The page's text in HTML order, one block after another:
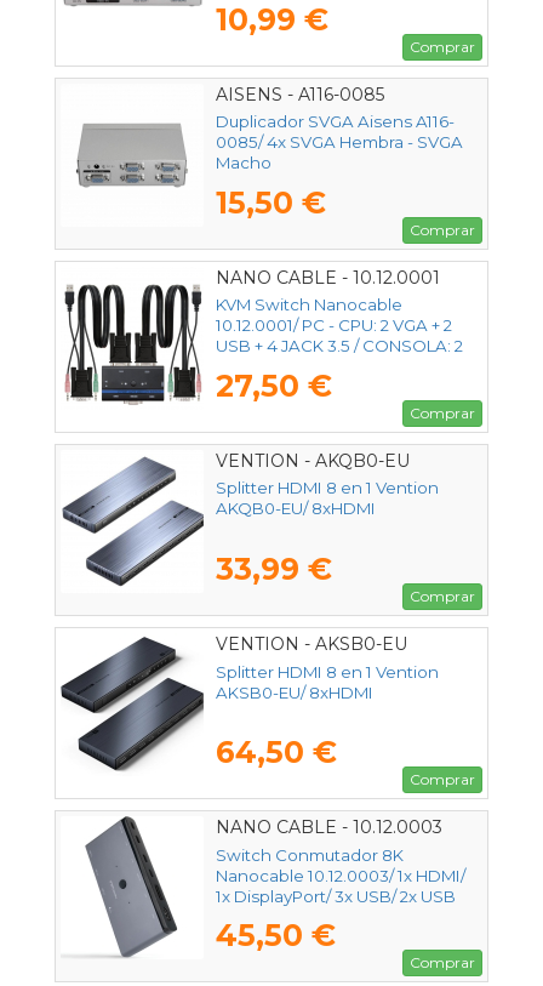
10,99 €
Comprar
AISENS - A116-0085
Duplicador SVGA Aisens A116-
0085/ 4x SVGA Hembra - SVGA
Macho
15,50 €
Comprar
NANO CABLE - 10.12.0001
KVM Switch Nanocable
10.12.0001/ PC - CPU: 2 VGA + 2
USB + 4 JACK 3.5 / CONSOLA: 2
27,50 €
Comprar
VENTION - AKQB0-EU
Splitter HDMI 8 en 1 Vention
AKQB0-EU/ 8xHDMI
33,99 €
Comprar
VENTION - AKSB0-EU
Splitter HDMI 8 en 1 Vention
AKSB0-EU/ 8xHDMI
64,50 €
Comprar
NANO CABLE - 10.12.0003
Switch Conmutador 8K
Nanocable 10.12.0003/ 1x HDMI/
1x DisplayPort/ 3x USB/ 2x USB
Tipo-C PD
45,50 €
Comprar